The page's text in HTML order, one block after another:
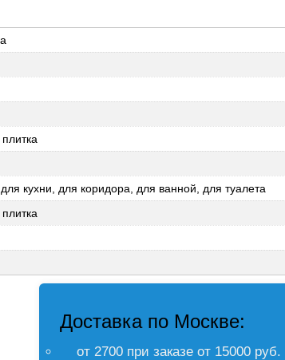
кухни, для коридора, для ванной, для туалета
Доставка по Москве:
от 2700 при заказе от 15000 руб.